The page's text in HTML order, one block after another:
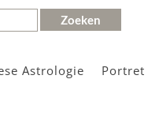
Astrologie Portret